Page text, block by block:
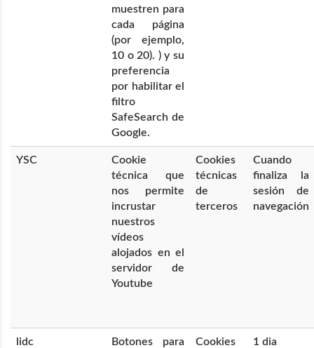
muestren para
cada página
(por ejemplo,
10 o 20). ) y su
preferencia
por habilitar el
filtro
SafeSearch de
Google.
YSC
Cookie
técnica que
nos permite
incrustar
nuestros
vídeos
alojados en el
servidor de
Youtube
Cookies
técnicas
de
terceros
Cuando
finaliza la
sesión de
navegación
lidc
Botones para
Cookies
1 dia